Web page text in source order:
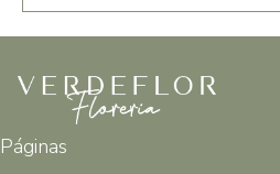
Páginas